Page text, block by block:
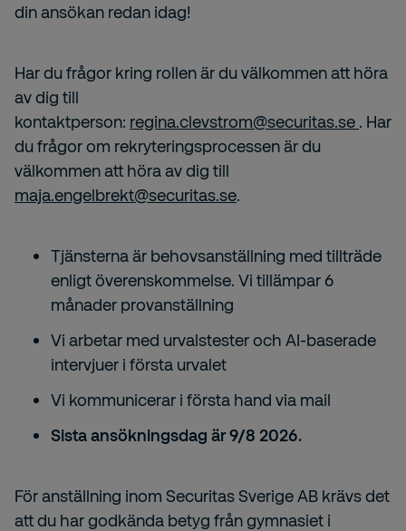
din ansökan redan idag!
Har du frågor kring rollen är du välkommen att höra
av dig till
kontaktperson: regina.clevstrom@securitas.se . Har
du frågor om rekryteringsprocessen är du
välkommen att höra av dig till
maja.engelbrekt@securitas.se.
Tjänsterna är behovsanställning med tillträde
enligt överenskommelse. Vi tillämpar 6
månader provanställning
Vi arbetar med urvalstester och AI-baserade
intervjuer i första urvalet
Vi kommunicerar i första hand via mail
Sista ansökningsdag är 9/8 2026.
För anställning inom Securitas Sverige AB krävs det
att du har godkända betyg från gymnasiet i